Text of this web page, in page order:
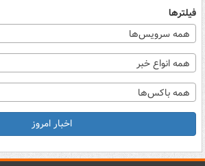
فیلترها
همه سرویس‌ها
همه انواع خبر
همه باکس‌ها
اخبار امروز